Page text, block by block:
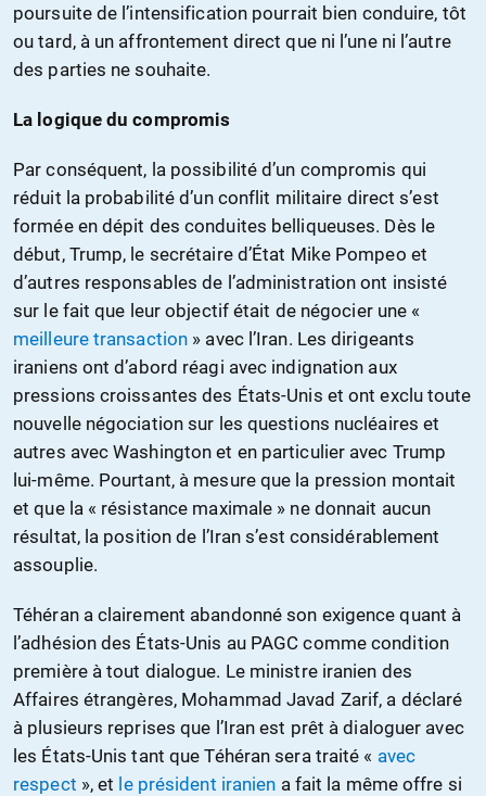
poursuite de l’intensification pourrait bien conduire, tôt
ou tard, à un affrontement direct que ni l’une ni l’autre
des parties ne souhaite.
La logique du compromis
Par conséquent, la possibilité d’un compromis qui
réduit la probabilité d’un conflit militaire direct s’est
formée en dépit des conduites belliqueuses. Dès le
début, Trump, le secrétaire d’État Mike Pompeo et
d’autres responsables de l’administration ont insisté
sur le fait que leur objectif était de négocier une «
meilleure transaction » avec l’Iran. Les dirigeants
iraniens ont d’abord réagi avec indignation aux
pressions croissantes des États-Unis et ont exclu toute
nouvelle négociation sur les questions nucléaires et
autres avec Washington et en particulier avec Trump
lui-même. Pourtant, à mesure que la pression montait
et que la « résistance maximale » ne donnait aucun
résultat, la position de l’Iran s’est considérablement
assouplie.
Téhéran a clairement abandonné son exigence quant à
l’adhésion des États-Unis au PAGC comme condition
première à tout dialogue. Le ministre iranien des
Affaires étrangères, Mohammad Javad Zarif, a déclaré
à plusieurs reprises que l’Iran est prêt à dialoguer avec
les États-Unis tant que Téhéran sera traité « avec
respect », et le président iranien a fait la même offre si